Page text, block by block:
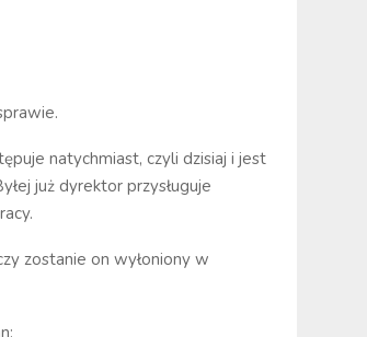
natychmiast, czyli dzisiaj i jest
już dyrektor przysługuje
zostanie on wyłoniony w